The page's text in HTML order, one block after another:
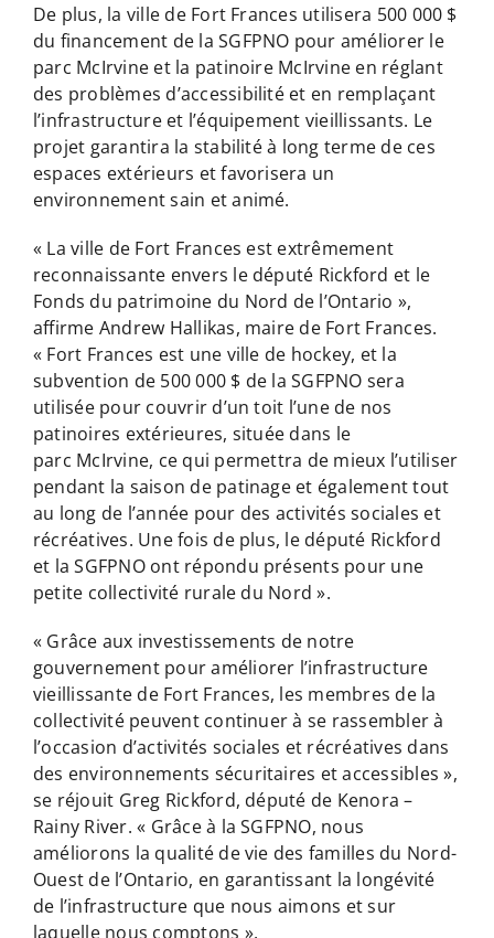
De plus, la ville de Fort Frances utilisera 500 000 $
du financement de la SGFPNO pour améliorer le
parc McIrvine et la patinoire McIrvine en réglant
des problèmes d’accessibilité et en remplaçant
l’infrastructure et l’équipement vieillissants. Le
projet garantira la stabilité à long terme de ces
espaces extérieurs et favorisera un
environnement sain et animé.
« La ville de Fort Frances est extrêmement
reconnaissante envers le député Rickford et le
Fonds du patrimoine du Nord de l’Ontario »,
affirme Andrew Hallikas, maire de Fort Frances.
« Fort Frances est une ville de hockey, et la
subvention de 500 000 $ de la SGFPNO sera
utilisée pour couvrir d’un toit l’une de nos
patinoires extérieures, située dans le
parc McIrvine, ce qui permettra de mieux l’utiliser
pendant la saison de patinage et également tout
au long de l’année pour des activités sociales et
récréatives. Une fois de plus, le député Rickford
et la SGFPNO ont répondu présents pour une
petite collectivité rurale du Nord ».
« Grâce aux investissements de notre
gouvernement pour améliorer l’infrastructure
vieillissante de Fort Frances, les membres de la
collectivité peuvent continuer à se rassembler à
l’occasion d’activités sociales et récréatives dans
des environnements sécuritaires et accessibles »,
se réjouit Greg Rickford, député de Kenora –
Rainy River. « Grâce à la SGFPNO, nous
améliorons la qualité de vie des familles du Nord-
Ouest de l’Ontario, en garantissant la longévité
de l’infrastructure que nous aimons et sur
laquelle nous comptons ».